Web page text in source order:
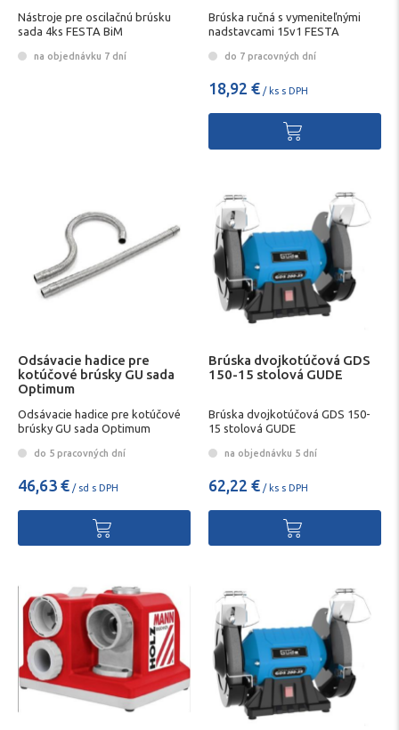
Nástroje pre oscilačnú brúsku
sada 4ks FESTA BiM
na objednávku 7 dní
Brúska ručná s vymeniteľnými
nadstavcami 15v1 FESTA
do 7 pracovných dní
18,92 € / ks s DPH
Odsávacie hadice pre
kotúčové brúsky GU sada
Optimum
Odsávacie hadice pre kotúčové
brúsky GU sada Optimum
do 5 pracovných dní
46,63 € / sd s DPH
Brúska dvojkotúčová GDS
150-15 stolová GUDE
Brúska dvojkotúčová GDS 150-
15 stolová GUDE
na objednávku 5 dní
62,22 € / ks s DPH